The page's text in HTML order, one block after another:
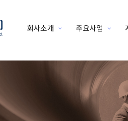
회사소개 주요사업